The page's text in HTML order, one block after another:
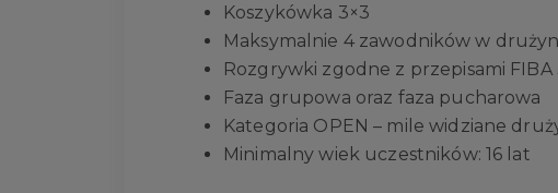
Koszykówka 3×3
Maksymalnie 4 zawodników w
Rozgrywki zgodne z przepisami FIBA
Faza grupowa oraz faza pucharowa
Kategoria OPEN – mile widziane
Minimalny wiek uczestników: 16 lat